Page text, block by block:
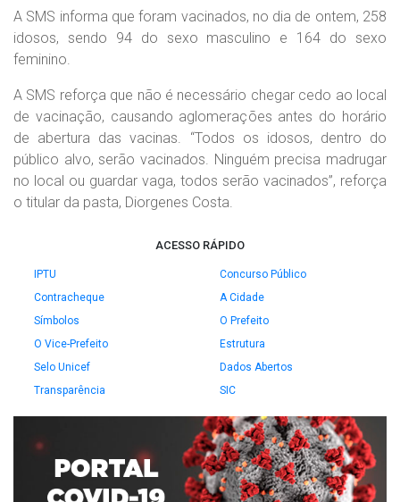
A SMS informa que foram vacinados, no dia de ontem, 258
idosos, sendo 94 do sexo masculino e 164 do sexo
feminino.
A SMS reforça que não é necessário chegar cedo ao local
de vacinação, causando aglomerações antes do horário
de abertura das vacinas. “Todos os idosos, dentro do
público alvo, serão vacinados. Ninguém precisa madrugar
no local ou guardar vaga, todos serão vacinados”, reforça
o titular da pasta, Diorgenes Costa.
ACESSO RÁPIDO
IPTU
Concurso Público
Contracheque
A Cidade
Símbolos
O Prefeito
O Vice-Prefeito
Estrutura
Selo Unicef
Dados Abertos
Transparência
SIC